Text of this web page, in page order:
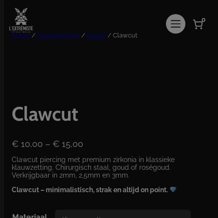
naar
de
inhoud
0
Home / Neuspiercings / Nostril / Clawcut
Clawcut
€ 10,00 – € 15,00
i
j
k
Clawcut piercing met premium zirkonia in klassieke
klauwzetting. Chirurgisch staal, goud of roségoud.
Verkrijgbaar in 2mm, 2,5mm en 3mm.
Clawcut – minimalistisch, strak en altijd on point.